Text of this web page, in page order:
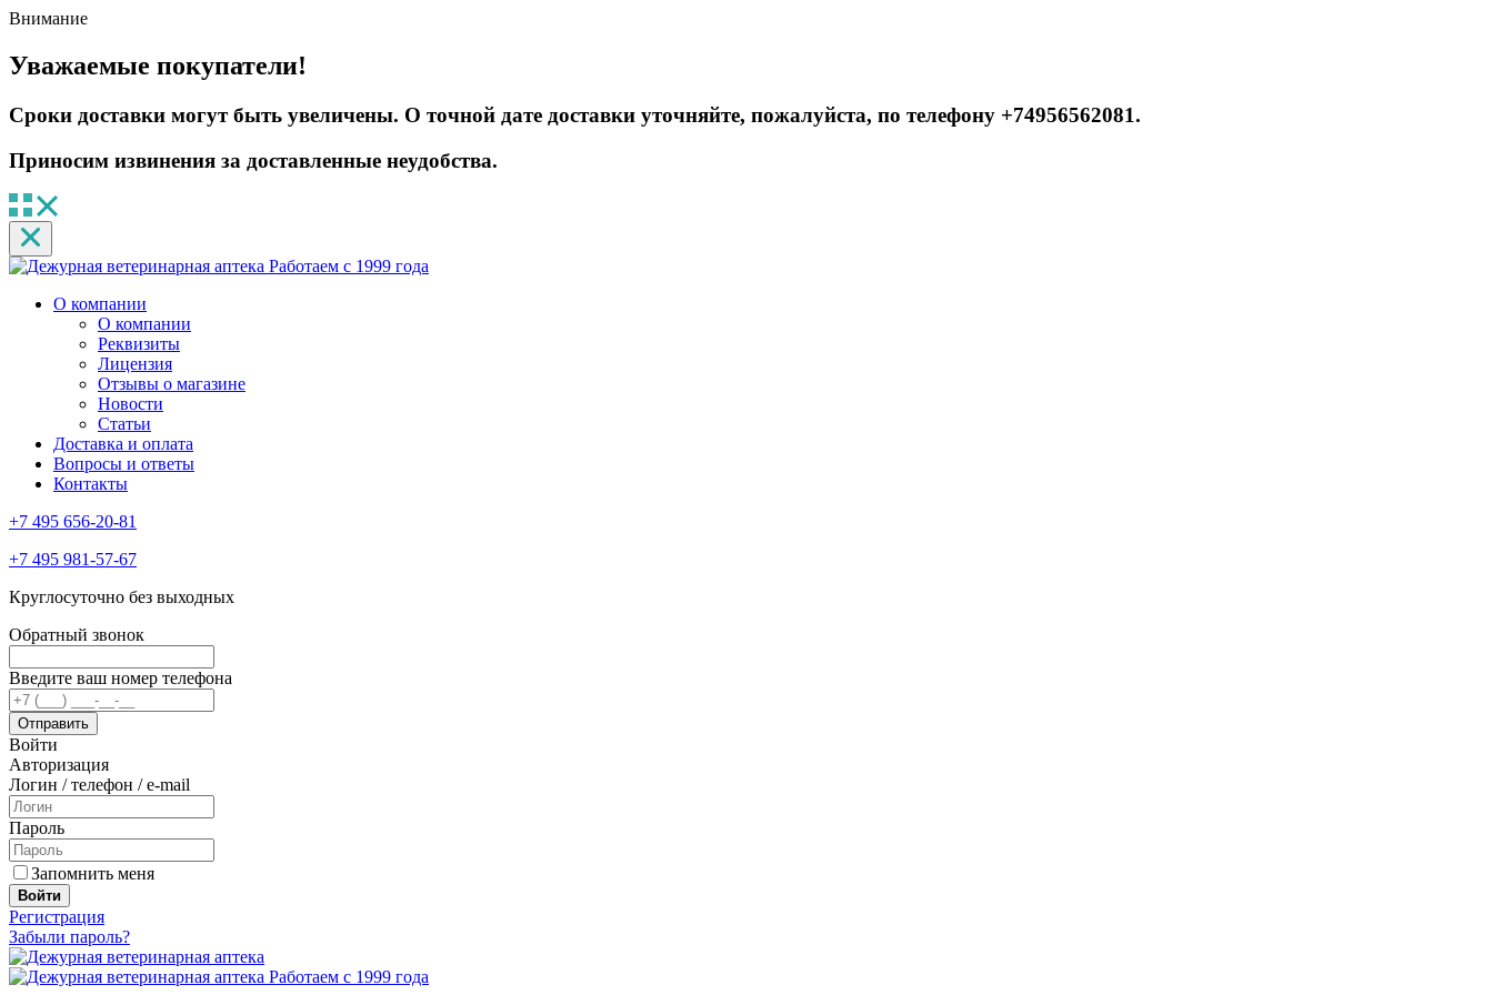
Внимание
Уважаемые покупатели!
Сроки доставки могут быть увеличены. О точной дате доставки уточняйте, пожалуйста, по телефону +74956562081.
Приносим извинения за доставленные неудобства.
Работаем с 1999 года
О компании
О компании
Реквизиты
Лицензия
Отзывы о магазине
Новости
Статьи
Доставка и оплата
Вопросы и ответы
Контакты
+7 495 656-20-81
+7 495 981-57-67
Круглосуточно без выходных
Обратный звонок
Введите ваш номер телефона
Войти
Авторизация
Логин / телефон / e-mail
Пароль
Запомнить меня
Войти
Регистрация
Забыли пароль?
Работаем с 1999 года